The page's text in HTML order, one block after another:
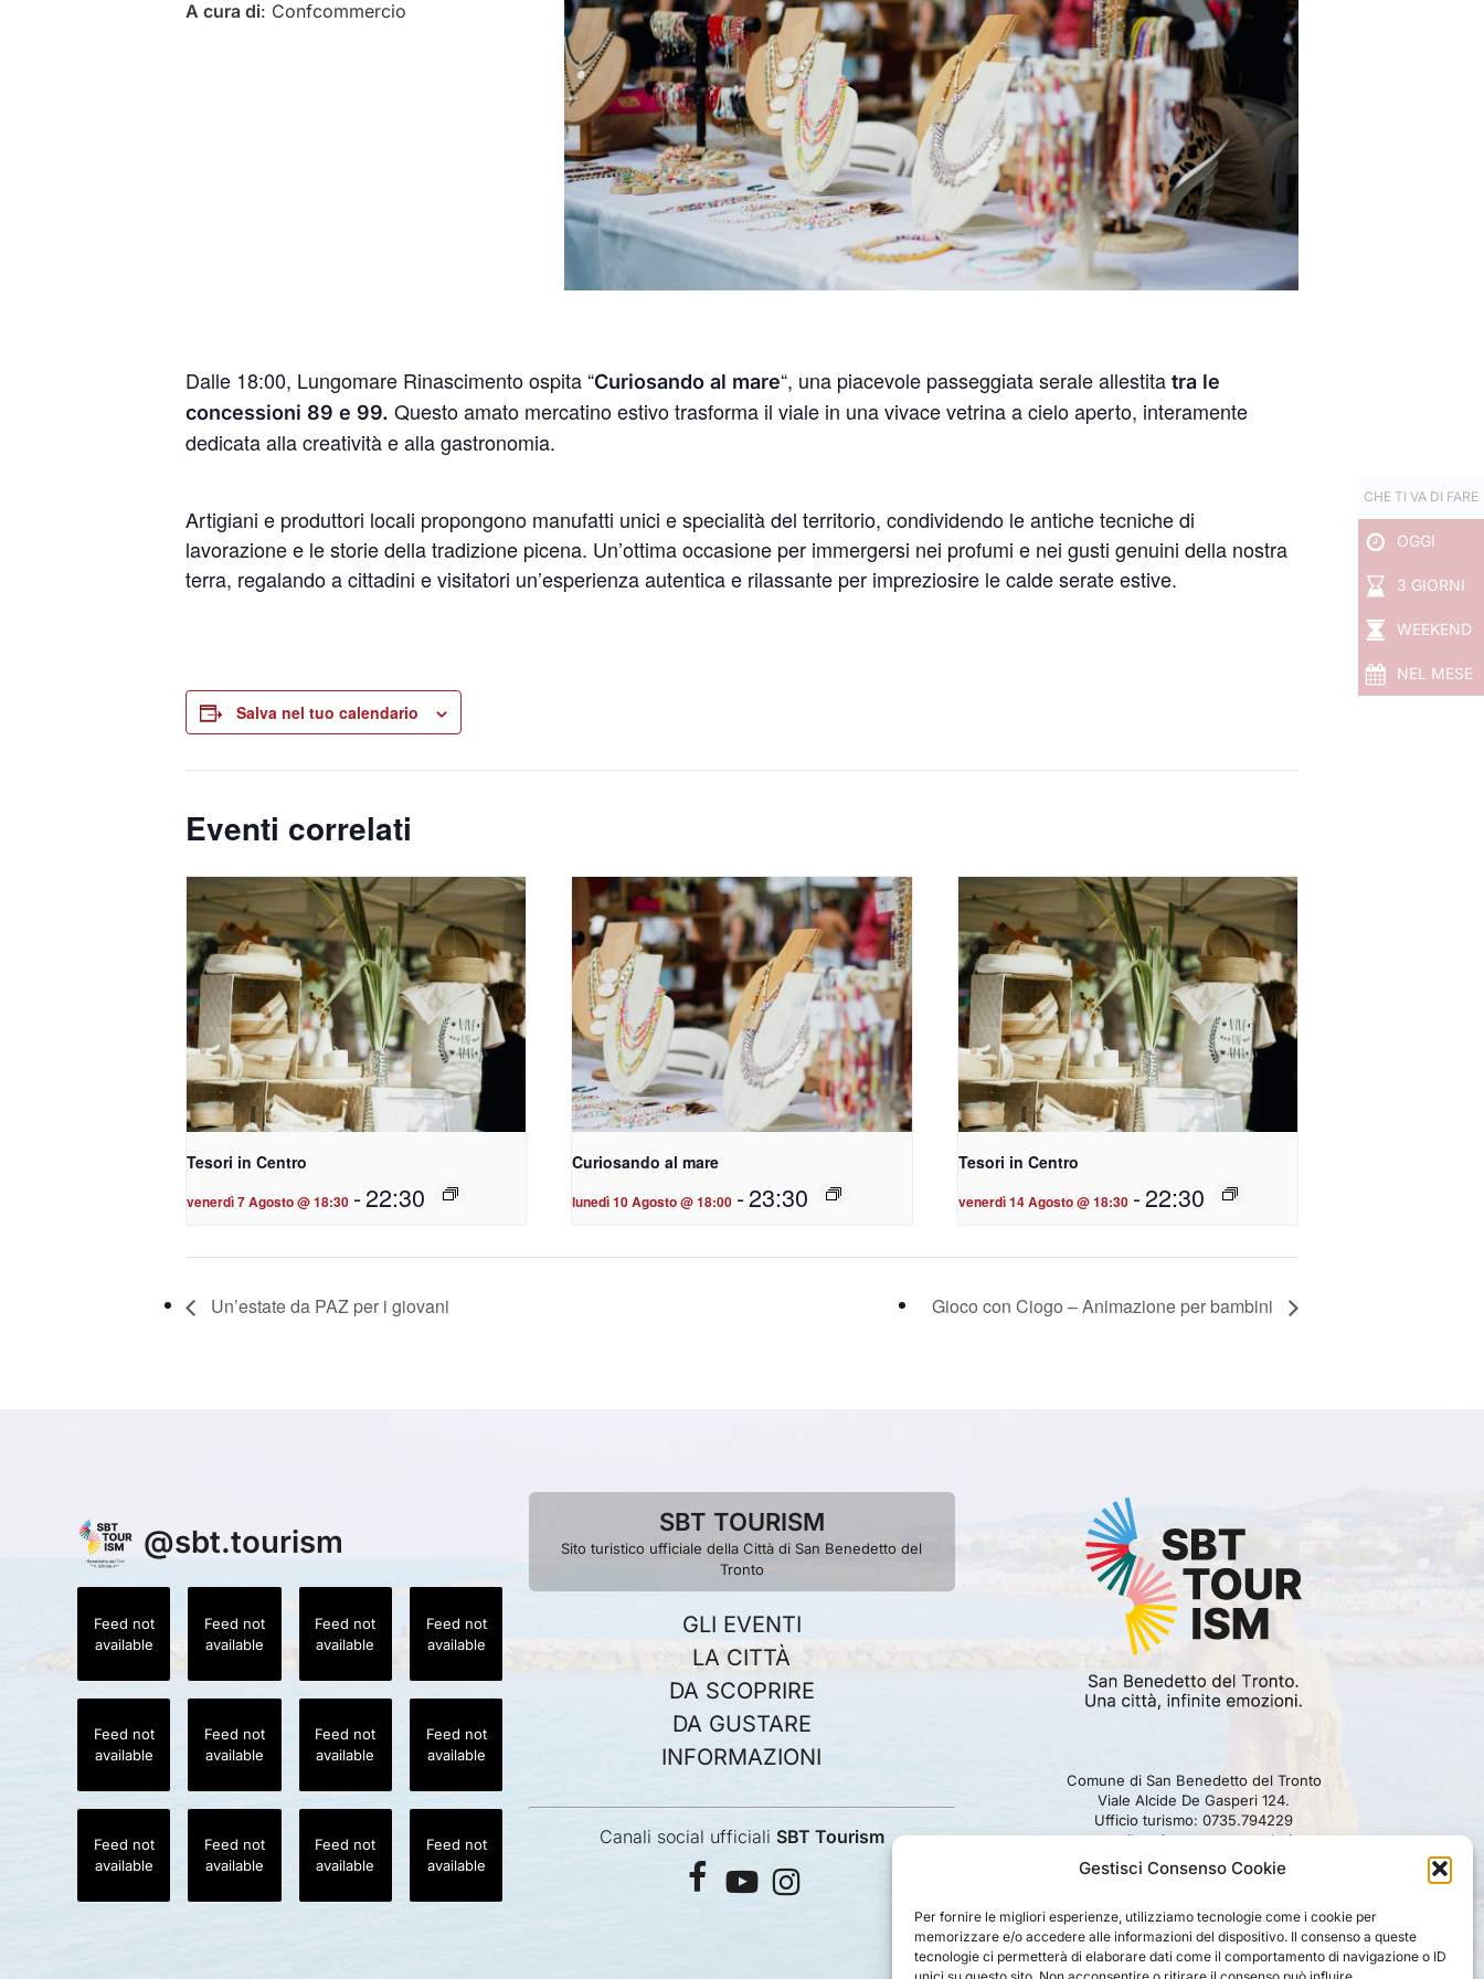
Gestisci Consenso Cookie
Per fornire le migliori esperienze, utilizziamo tecnologie come i cookie per
memorizzare e/o accedere alle informazioni del dispositivo. Il consenso a queste
tecnologie ci permetterà di elaborare dati come il comportamento di navigazione o ID
CHE TI VA DI FARE
OGGI
3 GIORNI
WEEKEND
NEL MESE
A cura di: Confcommercio
Dalle 18:00, Lungomare Rinascimento ospita “Curiosando al mare“, una piacevole passeggiata serale allestita tra le
concessioni 89 e 99. Questo amato mercatino estivo trasforma il viale in una vivace vetrina a cielo aperto, interamente
dedicata alla creatività e alla gastronomia.
Artigiani e produttori locali propongono manufatti unici e specialità del territorio, condividendo le antiche tecniche di
lavorazione e le storie della tradizione picena. Un’ottima occasione per immergersi nei profumi e nei gusti genuini della nostra
terra, regalando a cittadini e visitatori un’esperienza autentica e rilassante per impreziosire le calde serate estive.
Salva nel tuo calendario
Eventi correlati
Tesori in Centro
venerdì 7 Agosto @ 18:30 -22:30
Curiosando al mare
lunedì 10 Agosto @ 18:00 -23:30
Tesori in Centro
venerdì 14 Agosto @ 18:30 -22:30
Un’estate da PAZ per i giovani Gioco con Ciogo – Animazione per bambini
@sbt.tourism
Feed not
available
Feed not
available
Feed not
available
Feed not
available
Feed not
available
Feed not
available
Feed not
available
Feed not
available
Feed not
available
Feed not
available
Feed not
available
Feed not
available
SBT TOURISM
Sito turistico ufficiale della Città di San Benedetto del
Tronto
GLI EVENTI
LA CITTÀ
DA SCOPRIRE
DA GUSTARE
INFORMAZIONI
Canali social ufficiali SBT Tourism
facebook
youtubeinstagram
Comune di San Benedetto del Tronto
Viale Alcide De Gasperi 124.
Ufficio turismo: 0735.794229
e-mail: turismo@comunesbt.it
P.Iva/C.F. 00360140446